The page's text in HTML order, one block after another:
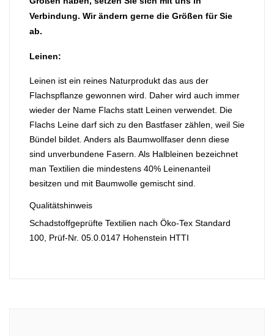
Verbindung. Wir ändern gerne die Größen für Sie
ab.
Leinen:
Leinen ist ein reines Naturprodukt das aus der
Flachspflanze gewonnen wird. Daher wird auch immer
wieder der Name Flachs statt Leinen verwendet. Die
Flachs Leine darf sich zu den Bastfaser zählen, weil Sie
Bündel bildet. Anders als Baumwollfaser denn diese
sind unverbundene Fasern. Als Halbleinen bezeichnet
man Textilien die mindestens 40% Leinenanteil
besitzen und mit Baumwolle gemischt sind.
Qualitätshinweis
Schadstoffgeprüfte Textilien nach Öko-Tex Standard
100, Prüf-Nr. 05.0.0147 Hohenstein HTTI